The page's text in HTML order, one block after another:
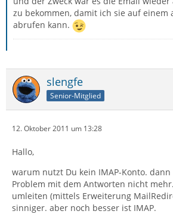
zu bekommen, damit ich sie auf einem
abrufen kann.
slengfe
Senior-Mitglied
12. Oktober 2011 um 13:28
Hallo,
warum nutzt Du kein IMAP-Konto. dann
Problem mit dem Antworten nicht
umleiten (mittels Erweiterung
sinniger. aber noch besser ist IMAP.